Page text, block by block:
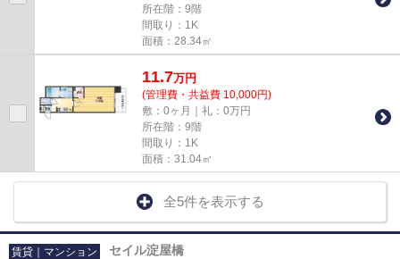
所在階：9階
間取り：1K
面積：28.34㎡
11.7万円
(管理費・共益費 10,000円)
敷：0ヶ月｜礼：0万円
所在階：9階
間取り：1K
面積：31.04㎡
全5件を表示する
賃貸｜マンション セイル淀屋橋